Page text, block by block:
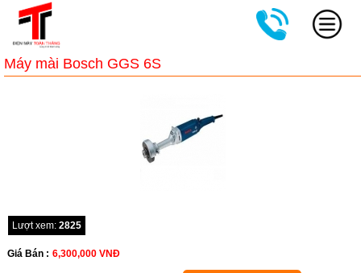
Máy mài Bosch GGS 6S
Lượt xem: 2825
Giá Bán : 6,300,000 VNĐ